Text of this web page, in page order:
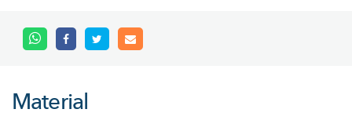
Material